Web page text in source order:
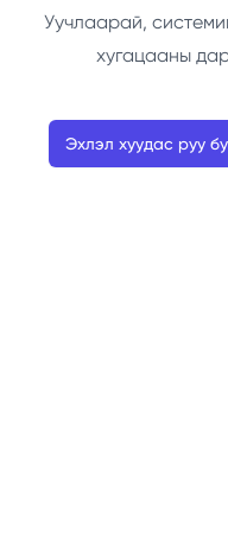
Уучлаарай,
хугацааны
Эхлэл хуудас руу